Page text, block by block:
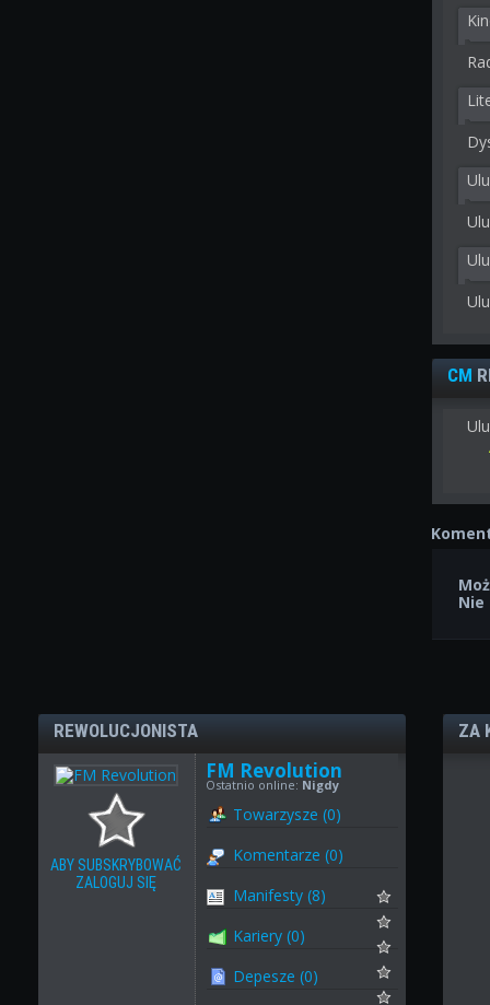
CM
REWOLUCJONISTA
ABY SUBSKRYBOWAĆ
ZALOGUJ SIĘ
FM Revolution
Ostatnio online: Nigdy
Towarzysze (0)
Komentarze (0)
Manifesty (8)
Kariery (0)
Depesze (0)
ZA